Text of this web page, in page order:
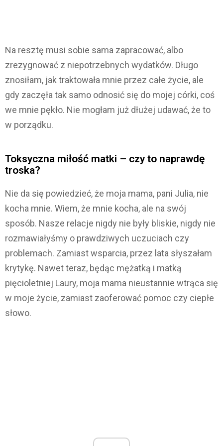
Na resztę musi sobie sama zapracować, albo
zrezygnować z niepotrzebnych wydatków. Długo
znosiłam, jak traktowała mnie przez całe życie, ale
gdy zaczęła tak samo odnosić się do mojej córki, coś
we mnie pękło. Nie mogłam już dłużej udawać, że to
w porządku.
Toksyczna miłość matki – czy to naprawdę
troska?
Nie da się powiedzieć, że moja mama, pani Julia, nie
kocha mnie. Wiem, że mnie kocha, ale na swój
sposób. Nasze relacje nigdy nie były bliskie, nigdy nie
rozmawiałyśmy o prawdziwych uczuciach czy
problemach. Zamiast wsparcia, przez lata słyszałam
krytykę. Nawet teraz, będąc mężatką i matką
pięcioletniej Laury, moja mama nieustannie wtrąca się
w moje życie, zamiast zaoferować pomoc czy ciepłe
słowo.